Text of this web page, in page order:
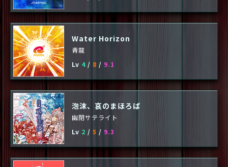
Water Horizon
青龍
Lv 4 / 8 / 9.1
泡沫、哀のまほろば
幽閉サテライト
Lv 2 / 5 / 9.3